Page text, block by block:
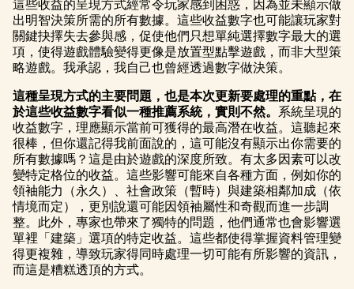
這些收益的呈現方式經常令玩家感到困惑，因為並未顯示做
出明智決策所需的所有數據。這些收益數字也可能讓玩家對
關鍵抉擇失去參與感，促使他們只想單純選擇數字最大的選
項，使得遊戲體驗變得更像是放置型點擊遊戲，而非大型策
略遊戲。我承認，我自己也曾經透過數字做決策。
這種呈現方式的主要問題，也是本次更新要處理的重點，在
於這些收益數字看似一種推薦系統，實則不然。 系統呈現的
收益數字，理應顯示當前可獲得的最高潛在收益。這聽起來
很棒，但你還記得我前面說的，這可能沒有顯示出你需要的
所有數據嗎？這是由於遊戲的深度所致。有太多因素可以改
變特定格位的收益。這些影響可能來自各種方面，例如你的
領袖能力（永久）、社會政策（暫時）與建築相鄰加成（依
情境而定），更別說還可能因領袖屬性和奇觀而進一步調
整。此外，專家也帶來了獨特的問題，他們通常也會影響選
單裡「建築」選項的特定收益。這些都使得掌握資料管理變
得更複雜，導致玩家得同時處理一切可能有所影響的資訊，
而這是糟糕透頂的方式。